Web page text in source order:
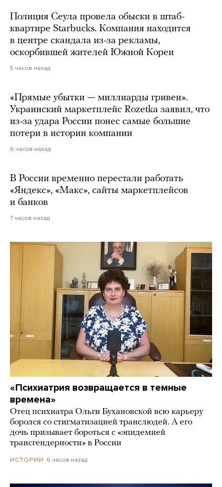
Полиция Сеула провела обыски в штаб-
квартире Starbucks. Компания находится
в центре скандала из-за рекламы,
оскорбившей жителей Южной Кореи
5 часов назад
«Прямые убытки — миллиарды гривен».
Украинский маркетплейс Rozetka заявил, что
из-за удара России понес самые большие
потери в истории компании
6 часов назад
В России временно перестали работать
«Яндекс», «Макс», сайты маркетплейсов
и банков
7 часов назад
«Психиатрия возвращается в темные
времена»
Отец психиатра Ольги Бухановской всю карьеру
боролся со стигматизацией транслюдей. А его
дочь призывает бороться с «эпидемией
трансгендерности» в России
ИСТОРИИ 6 часов назад